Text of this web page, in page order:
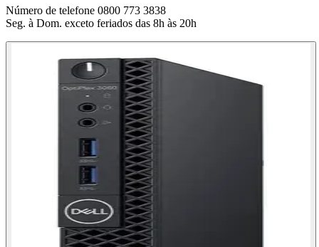
Número de telefone 0800 773 3838
Seg. à Dom. exceto feriados das 8h às 20h